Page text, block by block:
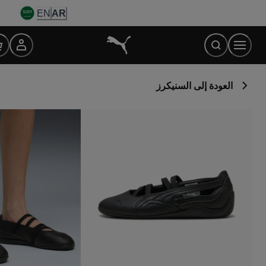
Content
AR
EN
العودة إلى السنيكرز